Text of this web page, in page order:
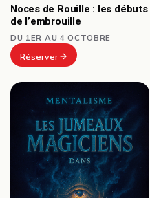
Noces de Rouille : les débuts
de l’embrouille
DU 1ER AU 4 OCTOBRE
Réserver